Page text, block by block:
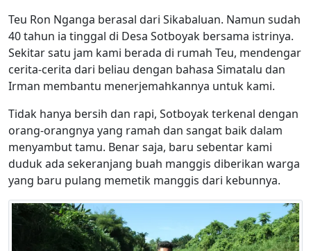
Teu Ron Nganga berasal dari Sikabaluan. Namun sudah
40 tahun ia tinggal di Desa Sotboyak bersama istrinya.
Sekitar satu jam kami berada di rumah Teu, mendengar
cerita-cerita dari beliau dengan bahasa Simatalu dan
Irman membantu menerjemahkannya untuk kami.
Tidak hanya bersih dan rapi, Sotboyak terkenal dengan
orang-orangnya yang ramah dan sangat baik dalam
menyambut tamu. Benar saja, baru sebentar kami
duduk ada sekeranjang buah manggis diberikan warga
yang baru pulang memetik manggis dari kebunnya.